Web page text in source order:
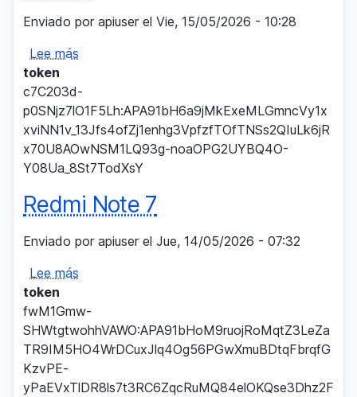
Enviado por apiuserel Vie, 15/05/2026 - 10:28
Lee más
token
c7C203d-
p0SNjz7lO1F5Lh:APA91bH6a9jMkExeMLGmncVy1x
xviNN1v_13Jfs4ofZj1enhg3VpfzfTOfTNSs2QIuLk6jR
x70U8AOwNSM1LQ93g-noaOPG2UYBQ4O-
Y08Ua_8St7TodXsY
Redmi Note 7
Enviado por apiuserel Jue, 14/05/2026 - 07:32
Lee más
Note
7
token
fwM1Gmw-
SHWtgtwohhVAWO:APA91bHoM9ruojRoMqtZ3LeZa
TR9IM5HO4WrDCuxJlq4Og56PGwXmuBDtqFbrqfG
KzvPE-
yPaEVxTlDR8ls7t3RC6ZqcRuMQ84elOKQse3Dhz2F